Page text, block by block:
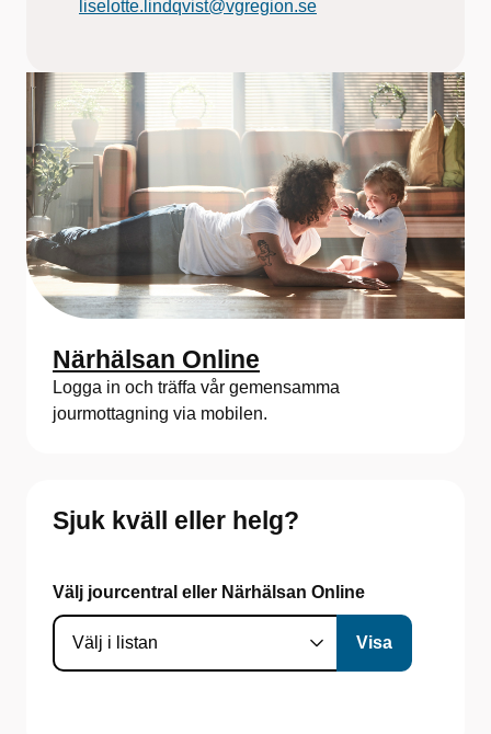
liselotte.lindqvist@vgregion.se
Närhälsan Online
Logga in och träffa vår gemensamma
jourmottagning via mobilen.
Sjuk kväll eller helg?
Välj jourcentral eller Närhälsan Online